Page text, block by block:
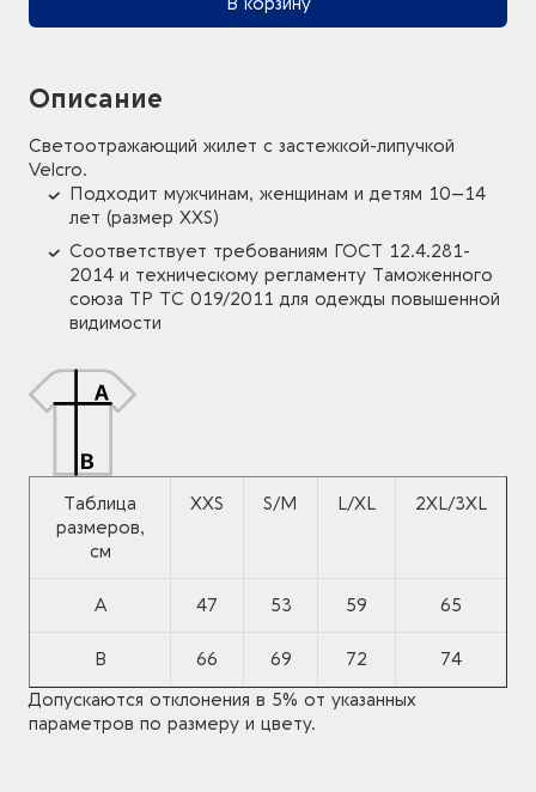
Описание
Светоотражающий жилет с застежкой-липучкой
Velcro.
Подходит мужчинам, женщинам и детям 10–14
лет (размер XXS)
Соответствует требованиям ГОСТ 12.4.281-
2014 и техническому регламенту Таможенного
союза ТР ТС 019/2011 для одежды повышенной
видимости
Таблица
размеров,
см
XXS S/M L/XL 2XL/3XL
A 47 53 59 65
B 66 69 72
74
Допускаются отклонения в 5% от указанных
параметров по размеру и цвету.